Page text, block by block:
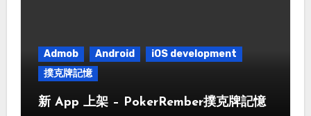
Admob Android
iOS development
撲克牌記憶
新 App 上架 – PokerRember撲克牌記憶